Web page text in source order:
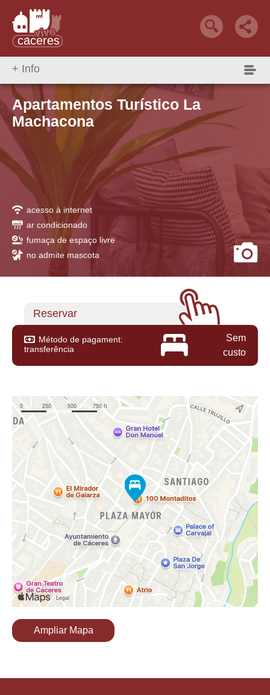
Qué Hacer alojamiento
+ Info
Apartamentos Turístico La
Machacona
acesso à internet
ar condicionado
fumaça de espaço livre
no admite mascota
Reservar
Método de pagament:
transferência
Sem
custo
Ampliar Mapa